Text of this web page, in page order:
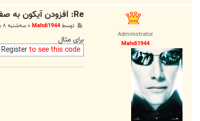
Administrator
Mahdi1944
Re: افزودن آیکون به صفحات وب
ت
توسطMahdi1944
»سه‌شنبه ۸ بهمن ۱۳۸۷, ۷:۲۳ ب.ظ
براي مثال
Registerto see this code